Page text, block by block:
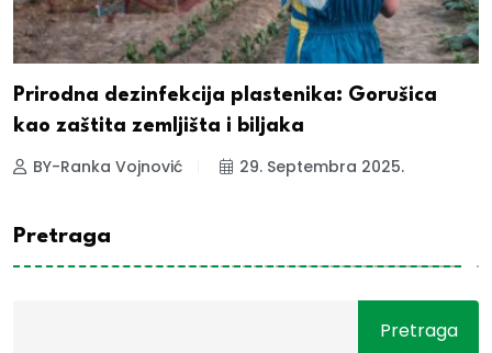
Prirodna dezinfekcija plastenika: Gorušica
kao zaštita zemljišta i biljaka
BY-Ranka Vojnović 29. Septembra 2025.
Pretraga
Pretraga